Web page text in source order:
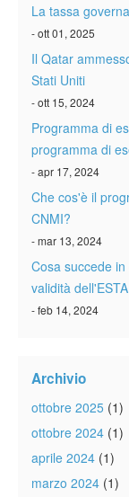
La tassa
- ott 01, 2025
Il Qatar
Stati Uniti
- ott 15, 2024
Programma di
programma di
- apr 17, 2024
Che cos'è il
CNMI?
- mar 13, 2024
Cosa succede
validità
- feb 14, 2024
Archivio
ottobre 2025 (1)
ottobre 2024 (1)
aprile 2024 (1)
marzo 2024 (1)